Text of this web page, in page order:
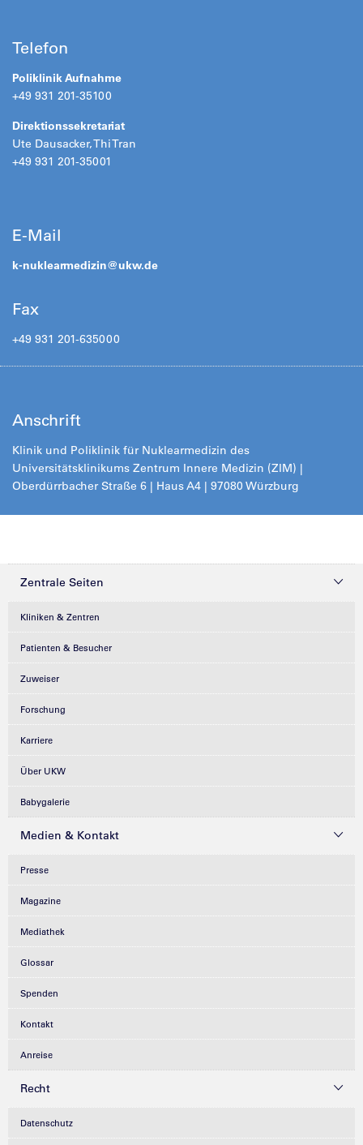
Telefon
Poliklinik Aufnahme
+49 931 201-35100
Direktionssekretariat
Ute Dausacker, Thi Tran
+49 931 201-35001
E-Mail
k-nuklearmedizin@ukw.de
Fax
+49 931 201-635000
Anschrift
Klinik und Poliklinik für Nuklearmedizin des
Universitätsklinikums Zentrum Innere Medizin (ZIM) |
Oberdürrbacher Straße 6 | Haus A4 | 97080 Würzburg
Zentrale Seiten
Kliniken & Zentren
Patienten & Besucher
Zuweiser
Forschung
Karriere
Über UKW
Babygalerie
Medien & Kontakt
Presse
Magazine
Mediathek
Glossar
Spenden
Kontakt
Anreise
Recht
Datenschutz